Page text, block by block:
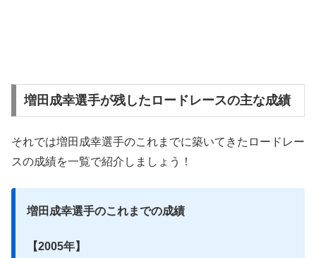
増田成幸選手が残したロードレースの主な成績
それでは増田成幸選手のこれまでに築いてきたロードレー
スの成績を一覧で紹介しましょう！
増田成幸選手のこれまでの成績
【2005年】